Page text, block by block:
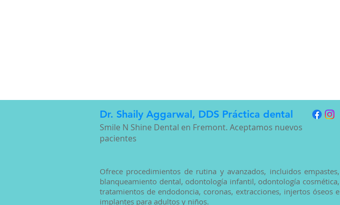
Dr. Shaily Aggarwal, DDS Práctica dental
Smile N Shine Dental en Fremont. Aceptamos nuevos
pacientes
Ofrece procedimientos de rutina y avanzados, incluidos empastes,
blanqueamiento dental, odontología infantil, odontología cosmética,
tratamientos de endodoncia, coronas, extracciones, injertos óseos e
implantes para adultos y niños.